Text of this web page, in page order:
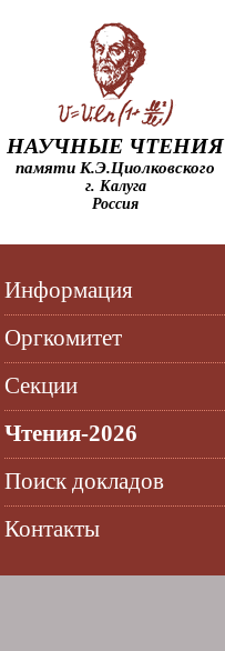
НАУЧНЫЕ ЧТЕНИЯ
памяти К.Э.Циолковского
г. Калуга
Россия
Информация
Оргкомитет
Секции
Чтения-2026
Поиск докладов
Контакты